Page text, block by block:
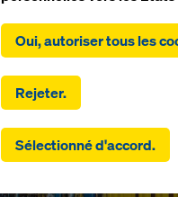
En cliquant sur « Autoriser
américains) », vous
que vous avez
impliquer le transfert de
les paramètres que vous
fournisseurs qui
n'existe pas de décision
Oui, autoriser tous les
Rejeter.
Sélectionné d'accord.